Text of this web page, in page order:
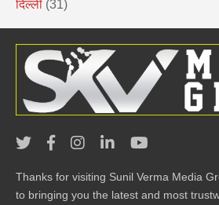
दिल्ली (31)
Thanks for visiting Sunil Verma Media
to bringing you the latest and most